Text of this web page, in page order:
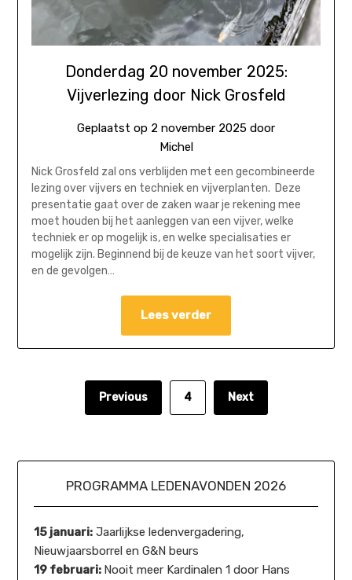
Donderdag 20 november 2025:
Vijverlezing door Nick Grosfeld
Geplaatst op 2 november 2025 door
Michel
Nick Grosfeld zal ons verblijden met een gecombineerde
lezing over vijvers en techniek en vijverplanten. Deze
presentatie gaat over de zaken waar je rekening mee
moet houden bij het aanleggen van een vijver, welke
techniek er op mogelijk is, en welke specialisaties er
mogelijk zijn. Beginnend bij de keuze van het soort vijver,
en de gevolgen…
Lees verder
Previous 4 Next
PROGRAMMA LEDENAVONDEN 2026
15 januari: Jaarlijkse ledenvergadering,
Nieuwjaarsborrel en G&N beurs
19 februari: Nooit meer Kardinalen 1 door Hans